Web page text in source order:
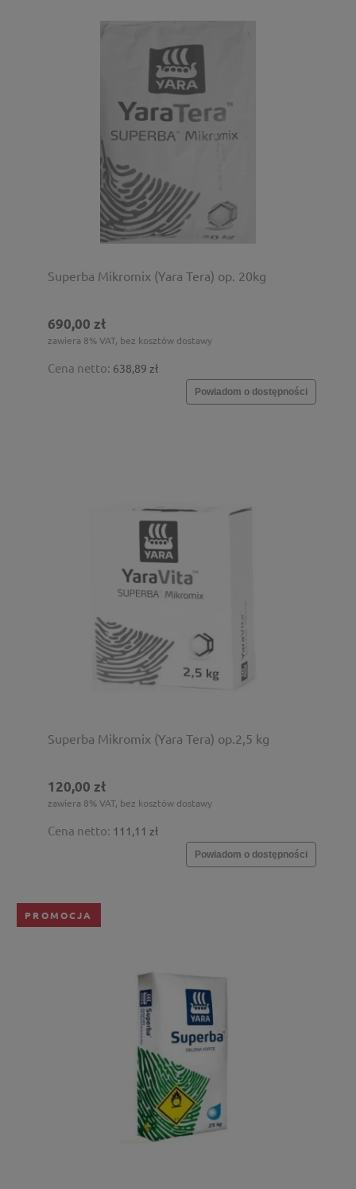
Superba Mikromix (Yara Tera) op. 20kg
690,00 zł
zawiera 8% VAT, bez kosztów dostawy
Cena netto: 638,89 zł
Powiadom o dostępności
Superba Mikromix (Yara Tera) op.2,5 kg
120,00 zł
zawiera 8% VAT, bez kosztów dostawy
Cena netto: 111,11 zł
Powiadom o dostępności
PROMOCJA